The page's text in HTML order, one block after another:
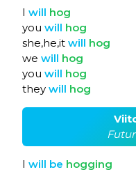
I will hog
you will hog
she,he,it will hog
we will hog
you will hog
they will hog
I will be hogging